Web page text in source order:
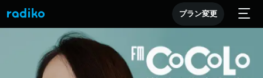
プラン変更